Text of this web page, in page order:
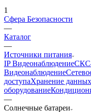
1
Сфера Безопасности
—
Каталог
—
Источники питания
IP ВидеонаблюдениеСКС
Видеонаблюдение
доступаХранение данных
оборудование
—
Солнечные батареи